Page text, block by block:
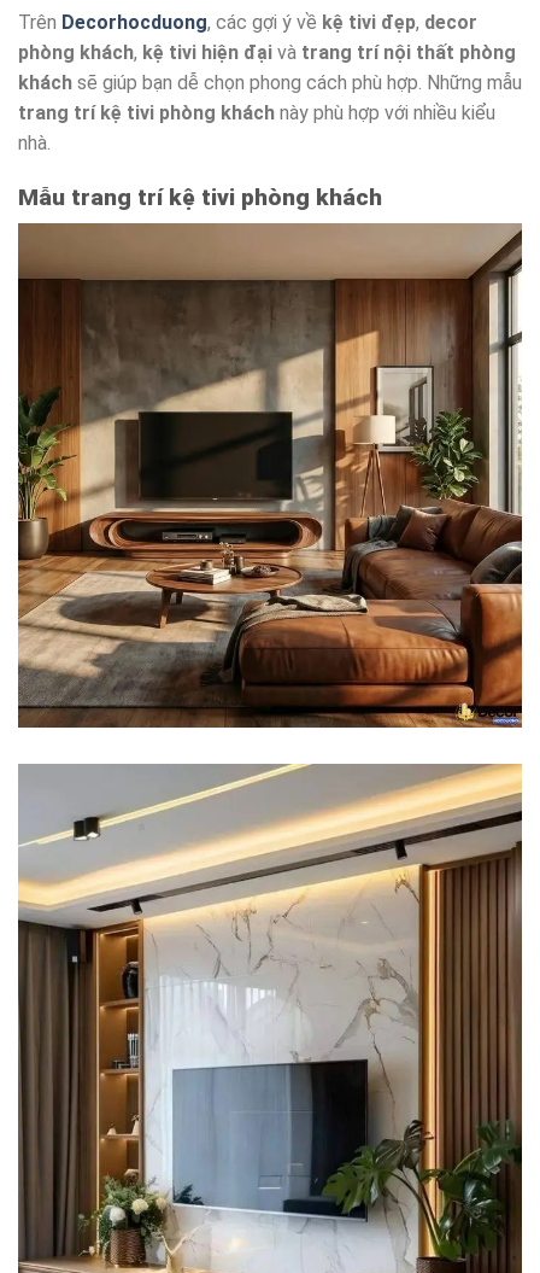
Trên Decorhocduong, các gợi ý về kệ tivi đẹp, decor
phòng khách, kệ tivi hiện đại và trang trí nội thất phòng
khách sẽ giúp bạn dễ chọn phong cách phù hợp. Những mẫu
trang trí kệ tivi phòng khách này phù hợp với nhiều kiểu
nhà.
Mẫu trang trí kệ tivi phòng khách